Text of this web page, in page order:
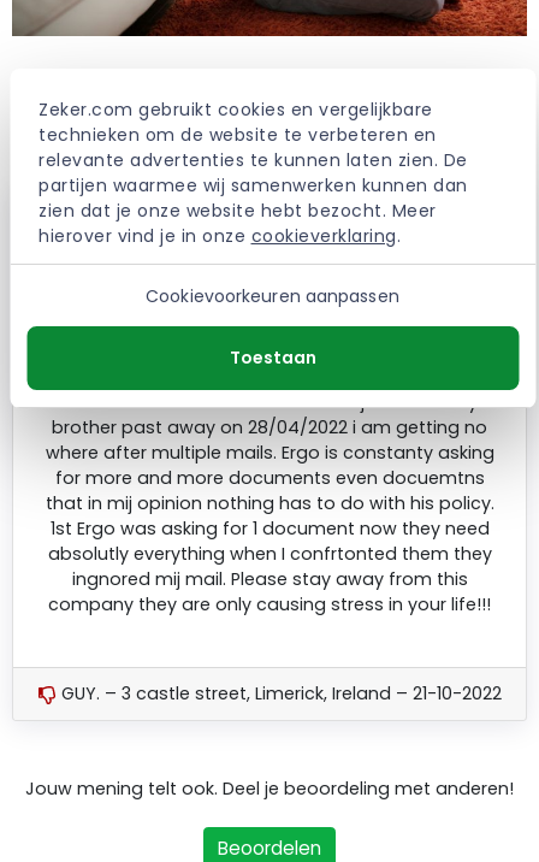
Zeker.com gebruikt cookies en vergelijkbare
technieken om de website te verbeteren en
relevante advertenties te kunnen laten zien. De
partijen waarmee wij samenwerken kunnen dan
zien dat je onze website hebt bezocht. Meer
hierover vind je in onze cookieverklaring.
Cookievoorkeuren aanpassen
Toestaan
Ervaringen met de ERGO
Overlijdensrisicoverzekering
mijn broer is overleden op 28/04/2022 ik krijg nergens
meer na meerdere mails. Ergo vraagt ​​constant om
volgens mij niets met zijn beleid te maken hebben. 1st
Ergo vroeg om 1 document, nu hebben ze absoluut
alles nodig toen ik hen vertelde dat ze mijn mail
veroorzaken alleen maar stress in je leven !!! my
brother past away on 28/04/2022 i am getting no
where after multiple mails. Ergo is constanty asking
for more and more documents even docuemtns
that in mij opinion nothing has to do with his policy.
1st Ergo was asking for 1 document now they need
absolutly everything when I confrtonted them they
ingnored mij mail. Please stay away from this
company they are only causing stress in your life!!!
GUY. – 3 castle street, Limerick, Ireland – 21-10-2022
Jouw mening telt ook. Deel je beoordeling met anderen!
Beoordelen